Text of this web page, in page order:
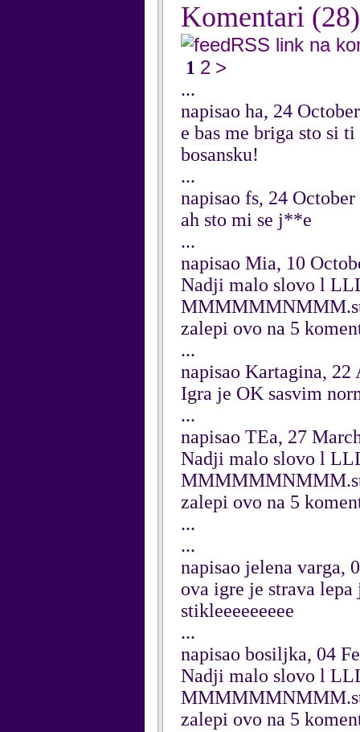
Komentari (28)
RSS link na
1 2 >
...
napisao ha, 24
e bas me briga sto si
bosansku!
...
napisao fs, 24 October
ah sto mi se j**e
...
napisao Mia, 10
Nadji malo slovo l
zalepi ovo na 5
...
napisao Kartagina, 22
Igra je OK sasvim
...
napisao TEa, 27
Nadji malo slovo l
zalepi ovo na 5
...
...
napisao jelena varga,
ova igre je strava lepa
stikleeeeeeeee
...
napisao bosiljka, 04
Nadji malo slovo l
zalepi ovo na 5